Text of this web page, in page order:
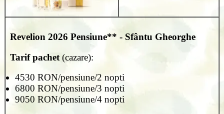
Revelion 2026 Pensiune** - Sfântu Gheorghe
Tarif pachet (cazare):
4530 RON/pensiune/2 nopti
6800 RON/pensiune/3 nopti
9050 RON/pensiune/4 nopti